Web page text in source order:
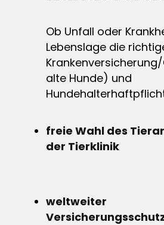
Ob Unfall oder
Lebenslage die
alte Hunde) und
freie Wahl des
der Tierklinik
weltweiter